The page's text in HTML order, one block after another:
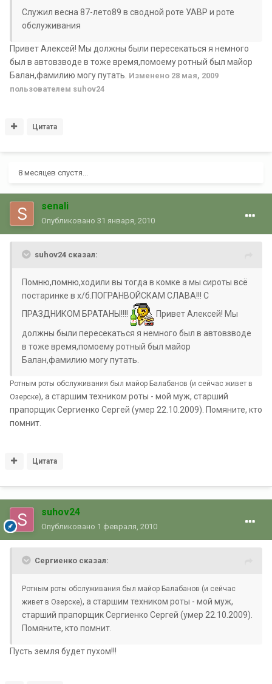
Служил весна 87-лето89 в сводной роте УАВР и роте
обслуживания
Привет Алексей! Мы должны были пересекаться я немного
был в автовзводе в тоже время,помоему ротный был майор
Балан,фамилию могу путать. Изменено 28 мая, 2009
пользователем suhov24
Цитата
8 месяцев спустя...
senali
Опубликовано 31 января, 2010
suhov24 сказал:
Помню,помню,ходили вы тогда в комке а мы сироты всё
постаринке в х/б.ПОГРАНВОЙСКАМ СЛАВА!!! С
ПРАЗДНИКОМ БРАТАНЫ!!!!
Привет Алексей! Мы
должны были пересекаться я немного был в автовзводе
в тоже время,помоему ротный был майор
Балан,фамилию могу путать.
Ротным роты обслуживания был майор Балабанов (и сейчас живет в
Озерске), а старшим техником роты - мой муж, старший
прапорщик Сергиенко Сергей (умер 22.10.2009). Помяните, кто
помнит.
Цитата
suhov24
Опубликовано 1 февраля, 2010
Сергиенко сказал:
Ротным роты обслуживания был майор Балабанов (и сейчас
живет в Озерске), а старшим техником роты - мой муж,
старший прапорщик Сергиенко Сергей (умер 22.10.2009).
Помяните, кто помнит.
Пусть земля будет пухом!!!